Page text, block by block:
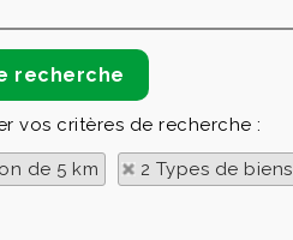
vos critères de recherche :
de 5 km 2 Types de biens